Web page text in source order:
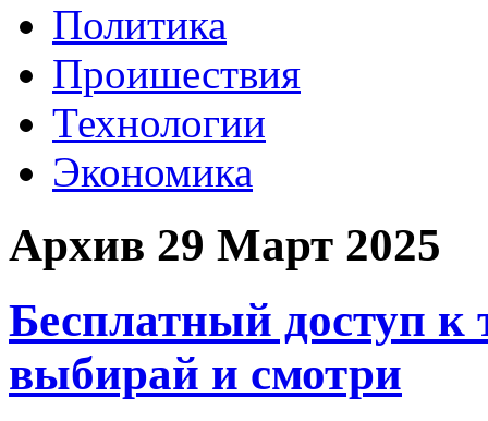
Политика
Проишествия
Технологии
Экономика
Архив 29 Март 2025
Бесплатный доступ
выбирай и смотри